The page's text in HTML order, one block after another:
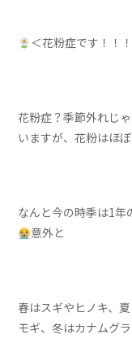
＜花粉症です！！！
花粉症？季節外れじ
いますが、花粉はほ
なんと今の時季は1年
意外と
春はスギやヒノキ、
モギ、冬はカナムグ